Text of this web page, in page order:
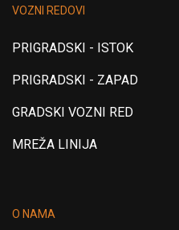
VOZNI REDOVI
PRIGRADSKI - ISTOK
PRIGRADSKI - ZAPAD
GRADSKI VOZNI RED
MREŽA LINIJA
O NAMA